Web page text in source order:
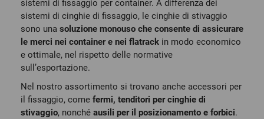
sistemi di fissaggio per container. A differenza dei
sistemi di cinghie di fissaggio, le cinghie di stivaggio
sono una soluzione monouso che consente di assicurare
le merci nei container e nei flatrack in modo economico
e ottimale, nel rispetto delle normative
sull’esportazione.
Nel nostro assortimento si trovano anche accessori per
il fissaggio, come fermi, tenditori per cinghie di
stivaggio, nonché ausili per il posizionamento e forbici.